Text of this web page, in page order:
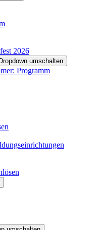
2026
umschalten
Programm